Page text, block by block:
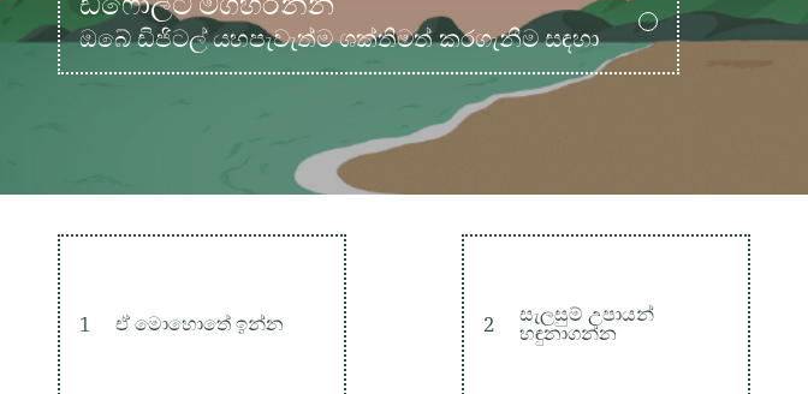
ඔබේ ඩිජිටල් යහපැවැත්ම ශක්තිමත් කරගැනීම සඳහා
1 ඒ මොහොතේ ඉන්න 2
සැලසුම් උපායන්
හඳුනාගන්න